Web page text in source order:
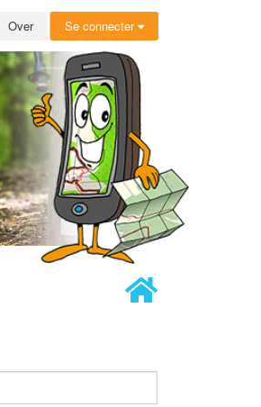
Over Se connecter